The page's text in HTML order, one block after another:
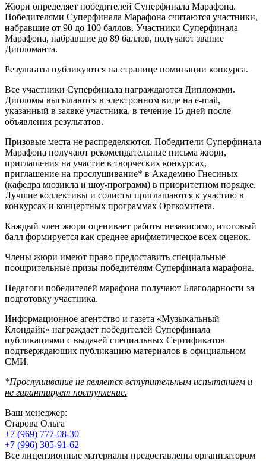
Жюри определяет победителей Суперфинала Марафона.
Победителями Суперфинала Марафона считаются участники,
набравшие от 90 до 100 баллов. Участники Суперфинала
Марафона, набравшие до 89 баллов, получают звание
Дипломанта.
Результаты публикуются на странице номинации конкурса.
Все участники Суперфинала награждаются Дипломами.
Дипломы высылаются в электронном виде на e-mail,
указанный в заявке участника, в течение 15 дней после
объявления результатов.
Призовые места не распределяются. Победители Суперфинала
Марафона получают рекомендательные письма жюри,
приглашения на участие в творческих конкурсах,
приглашение на прослушивание* в Академию Гнесиных
(кафедра мюзикла и шоу-программ) в приоритетном порядке.
Лучшие коллективы и солисты приглашаются к участию в
конкурсах и концертных программах Оргкомитета.
Каждый член жюри оценивает работы независимо, итоговый
балл формируется как среднее арифметическое всех оценок.
Члены жюри имеют право предоставить специальные
поощрительные призы победителям Суперфинала марафона.
Педагоги победителей марафона получают Благодарности за
подготовку участника.
Информационное агентство и газета «Музыкальный
Клондайк» награждает победителей Суперфинала
публикациями с выдачей специальных Сертификатов
подтверждающих публикацию материалов в официальном
СМИ.
*Прослушивание не является вступительным испытанием и
не гарантирует поступление.
Ваш менеджер:
Старова Ольга
+7 (969) 777-08-30
+7 (996) 305-91-62
Все лицензионные материалы предоставлены организатором